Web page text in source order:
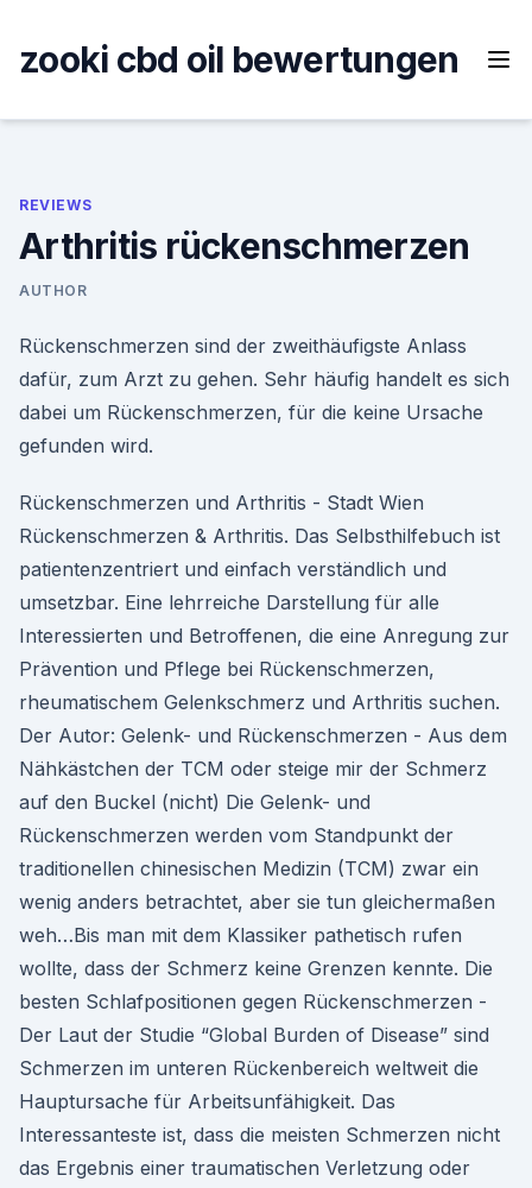
content
zooki cbd oil bewertungen
REVIEWS
Arthritis rückenschmerzen
AUTHOR
Rückenschmerzen sind der zweithäufigste Anlass
dafür, zum Arzt zu gehen. Sehr häufig handelt es sich
dabei um Rückenschmerzen, für die keine Ursache
gefunden wird.
Rückenschmerzen und Arthritis - Stadt Wien
Rückenschmerzen & Arthritis. Das Selbsthilfebuch ist
patientenzentriert und einfach verständlich und
umsetzbar. Eine lehrreiche Darstellung für alle
Interessierten und Betroffenen, die eine Anregung zur
Prävention und Pflege bei Rückenschmerzen,
rheumatischem Gelenkschmerz und Arthritis suchen.
Der Autor: Gelenk- und Rückenschmerzen - Aus dem
Nähkästchen der TCM oder steige mir der Schmerz
auf den Buckel (nicht) Die Gelenk- und
Rückenschmerzen werden vom Standpunkt der
traditionellen chinesischen Medizin (TCM) zwar ein
wenig anders betrachtet, aber sie tun gleichermaßen
weh…Bis man mit dem Klassiker pathetisch rufen
wollte, dass der Schmerz keine Grenzen kennte. Die
besten Schlafpositionen gegen Rückenschmerzen -
Der Laut der Studie “Global Burden of Disease” sind
Schmerzen im unteren Rückenbereich weltweit die
Hauptursache für Arbeitsunfähigkeit. Das
Interessanteste ist, dass die meisten Schmerzen nicht
das Ergebnis einer traumatischen Verletzung oder